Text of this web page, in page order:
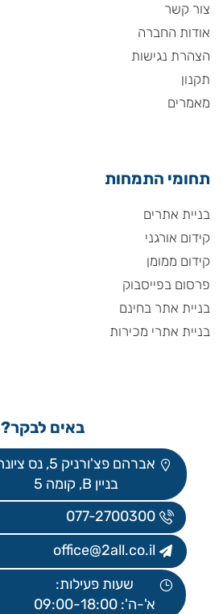
צור קשר
אודות החברה
הצהרת נגישות
תקנון
מאמרים
תחומי התמחות
בניית אתרים
קידום אורגני
קידום ממומן
פרסום בפייסבוק
בניית אתר בחינם
בניית אתרי מכירות
באים לבקר?
אברהם פצ'ורניק 5, נס ציונה
בניין B, קומה 5
077-2700300
office@2all.co.il
שעות פעילות:
א'-ה': 09:00-18:00